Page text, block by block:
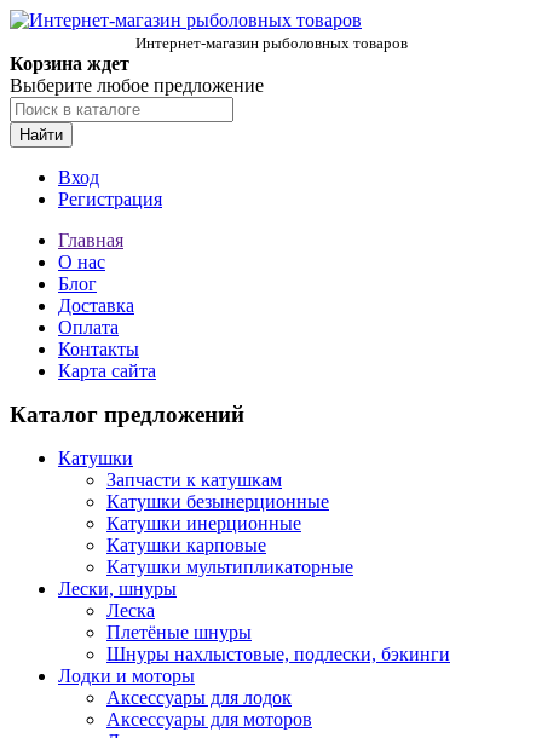
Интернет-магазин рыболовных товаров
Корзина ждет
Выберите любое предложение
Найти
Вход
Регистрация
Главная
О нас
Блог
Доставка
Оплата
Контакты
Карта сайта
Каталог предложений
Катушки
Запчасти к катушкам
Катушки безынерционные
Катушки инерционные
Катушки карповые
Катушки мультипликаторные
Лески, шнуры
Леска
Плетёные шнуры
Шнуры нахлыстовые, подлески, бэкинги
Лодки и моторы
Аксессуары для лодок
Аксессуары для моторов